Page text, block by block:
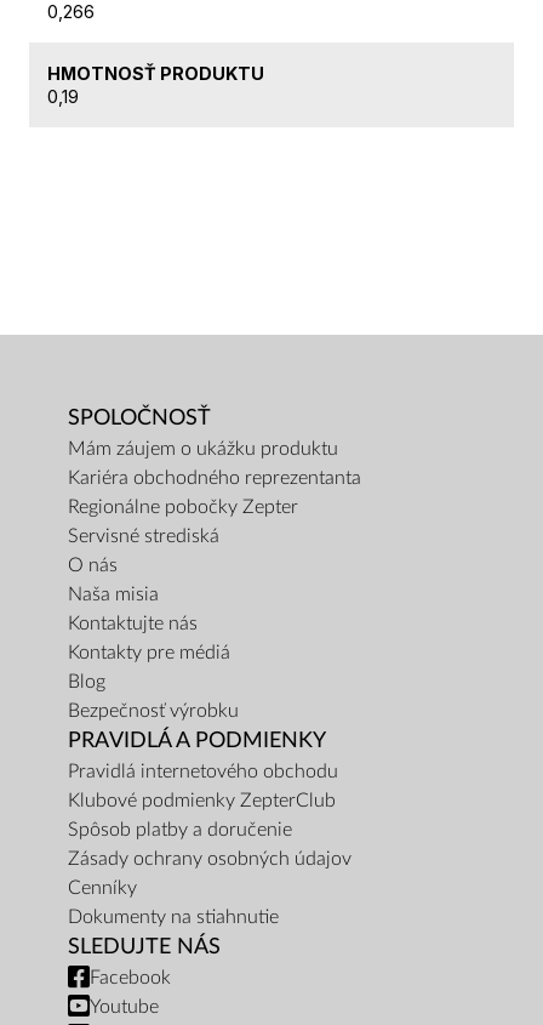
0,266
HMOTNOSŤ PRODUKTU
0,19
SPOLOČNOSŤ
Mám záujem o ukážku produktu
Kariéra obchodného reprezentanta
Regionálne pobočky Zepter
Servisné strediská
O nás
Naša misia
Kontaktujte nás
Kontakty pre médiá
Blog
Bezpečnosť výrobku
PRAVIDLÁ A PODMIENKY
Pravidlá internetového obchodu
Klubové podmienky ZepterClub
Spôsob platby a doručenie
Zásady ochrany osobných údajov
Cenníky
Dokumenty na stiahnutie
SLEDUJTE NÁS
Facebook
Youtube